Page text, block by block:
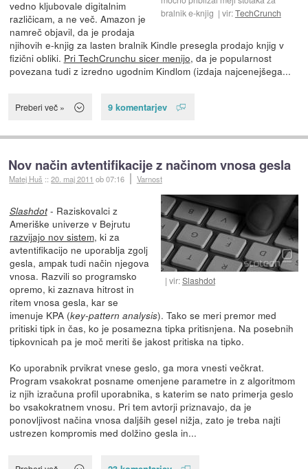
bralnik e-knjig
vir:TechCrunch
vedno kljubovale digitalnim
različicam, a ne več. Amazon je
namreč objavil, da je prodaja
njihovih e-knjig za lasten bralnik Kindle presegla prodajo knjig v
fizični obliki. Pri TechCrunchu sicer menijo, da je popularnost
povezana tudi z izredno ugodnim Kindlom (izdaja najcenejšega...
Preberi več » 9 komentarjev
Nov način avtentifikacije z načinom vnosa gesla
Matej Huš ::20. maj 2011 ob 07:16 Varnost
vir:Slashdot
Slashdot- Raziskovalci z
Ameriške univerze v Bejrutu
razvijajo nov sistem, ki za
avtentifikacijo ne uporablja zgolj
gesla, ampak tudi način njegova
vnosa. Razvili so programsko
opremo, ki zaznava hitrost in
ritem vnosa gesla, kar se
imenuje KPA (key-pattern analysis). Tako se meri premor med
pritiski tipk in čas, ko je posamezna tipka pritisnjena. Na posebnih
tipkovnicah pa je moč meriti še jakost pritiska na tipko.
Ko uporabnik prvikrat vnese geslo, ga mora vnesti večkrat.
Program vsakokrat posname omenjene parametre in z algoritmom
iz njih izračuna profil uporabnika, s katerim se nato primerja geslo
bo vsakokratnem vnosu. Pri tem avtorji priznavajo, da je
ponovljivost načina vnosa daljših gesel nižja, zato je treba najti
ustrezen kompromis med dolžino gesla in...